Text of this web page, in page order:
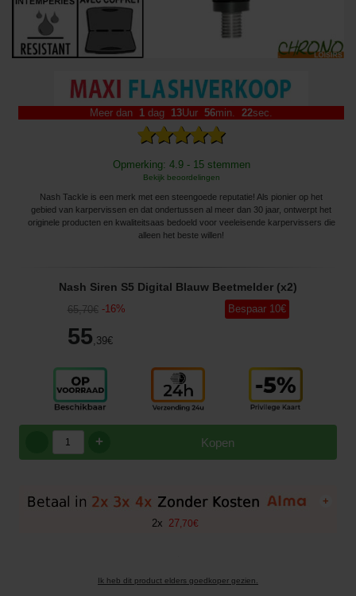
Meer dan 1 dag 13Uur 56min. 21sec.
Opmerking: 4.9 - 15 stemmen
Bekijk beoordelingen
Nash Tackle is een merk met een steengoede reputatie! Als pionier op het
gebied van karpervissen en dat ondertussen al meer dan 30 jaar, ontwerpt het
originele producten en kwaliteitsaas bedoeld voor veeleisende karpervissers die
alleen het beste willen!
Nash Siren S5 Digital Blauw Beetmelder (x2)
65,70€ -16%
55,39€
Bespaar 10€
Kopen
+
+
2x 27, 70€
Ik heb dit product elders goedkoper gezien.